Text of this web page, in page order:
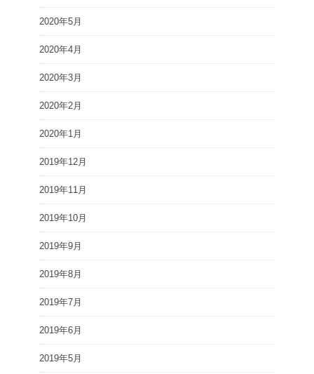
2020年5月
2020年4月
2020年3月
2020年2月
2020年1月
2019年12月
2019年11月
2019年10月
2019年9月
2019年8月
2019年7月
2019年6月
2019年5月